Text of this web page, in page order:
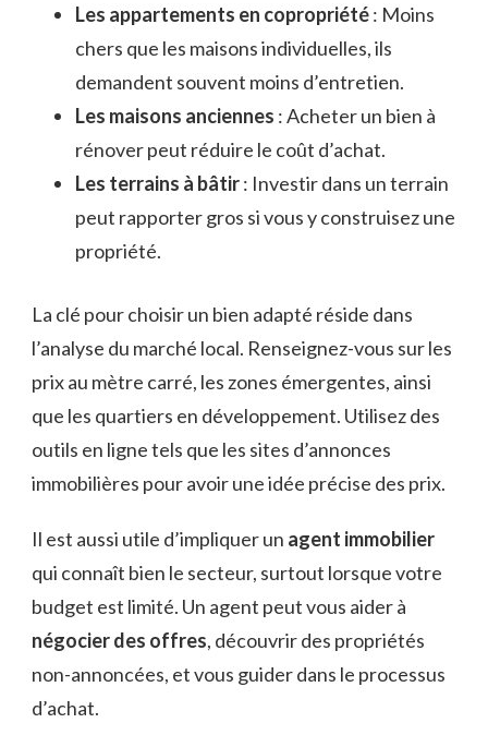
Les appartements en copropriété: Moins
chers que les maisons individuelles, ils
demandent souvent moins d’entretien.
Les maisons anciennes : Acheter un bien à
rénover peut réduire le coût d’achat.
Les terrains à bâtir: Investir dans un terrain
peut rapporter gros si vous y construisez une
propriété.
La clé pour choisir un bien adapté réside dans
l’analyse du marché local. Renseignez-vous sur les
prix au mètre carré, les zones émergentes, ainsi
que les quartiers en développement. Utilisez des
outils en ligne tels que les sites d’annonces
immobilières pour avoir une idée précise des prix.
Il est aussi utile d’impliquer un agent immobilier
qui connaît bien le secteur, surtout lorsque votre
budget est limité. Un agent peut vous aider à
négocier des offres, découvrir des propriétés
non-annoncées, et vous guider dans le processus
d’achat.